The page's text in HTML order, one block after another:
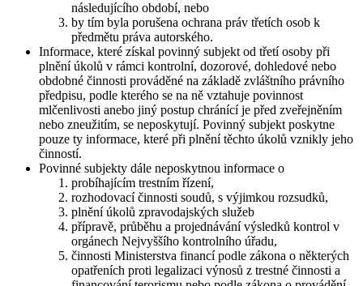
následujícího období, nebo
by tím byla porušena ochrana práv třetích osob k
předmětu práva autorského.
Informace, které získal povinný subjekt od třetí osoby při
plnění úkolů v rámci kontrolní, dozorové, dohledové nebo
obdobné činnosti prováděné na základě zvláštního právního
předpisu, podle kterého se na ně vztahuje povinnost
mlčenlivosti anebo jiný postup chránící je před zveřejněním
nebo zneužitím, se neposkytují. Povinný subjekt poskytne
pouze ty informace, které při plnění těchto úkolů vznikly jeho
činností.
Povinné subjekty dále neposkytnou informace o
probíhajícím trestním řízení,
rozhodovací činnosti soudů, s výjimkou rozsudků,
plnění úkolů zpravodajských služeb
přípravě, průběhu a projednávání výsledků kontrol v
orgánech Nejvyššího kontrolního úřadu,
činnosti Ministerstva financí podle zákona o některých
opatřeních proti legalizaci výnosů z trestné činnosti a